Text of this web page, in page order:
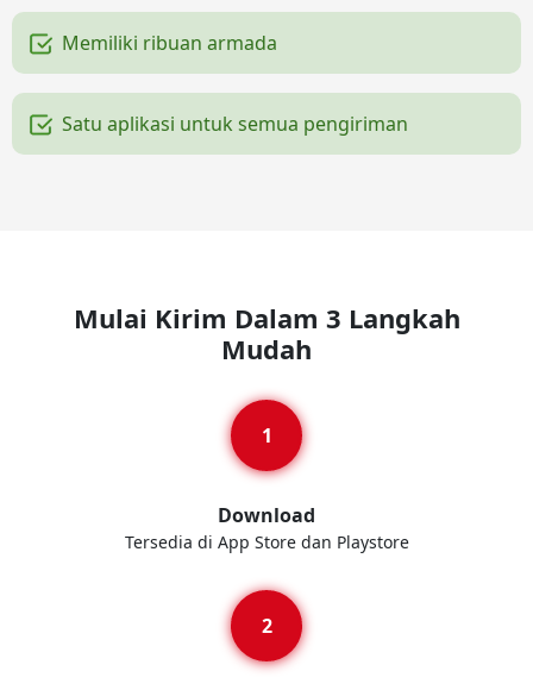
Memiliki ribuan armada
Satu aplikasi untuk semua pengiriman
Mulai Kirim Dalam 3 Langkah
Mudah
Download
Tersedia di App Store dan Playstore